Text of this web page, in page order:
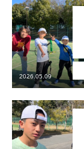
2026.05.09